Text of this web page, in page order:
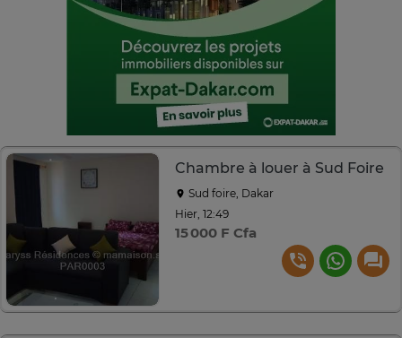
Chambre à louer à Sud Foire
Sud foire, Dakar
Hier, 12:49
15 000 F Cfa